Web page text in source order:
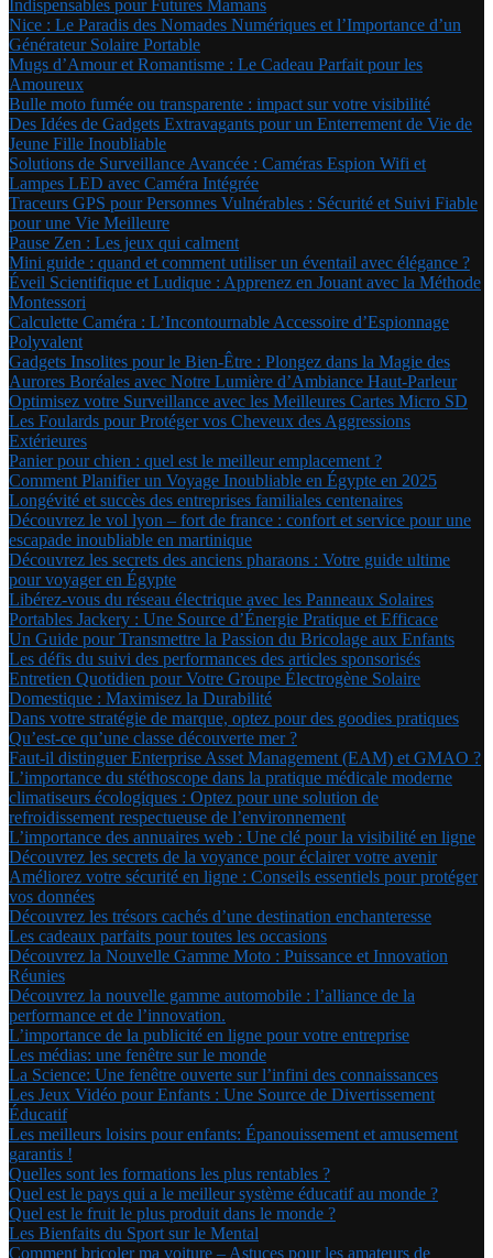
Indispensables pour Futures Mamans
Nice : Le Paradis des Nomades Numériques et l’Importance d’un
Générateur Solaire Portable
Mugs d’Amour et Romantisme : Le Cadeau Parfait pour les
Amoureux
Bulle moto fumée ou transparente : impact sur votre visibilité
Des Idées de Gadgets Extravagants pour un Enterrement de Vie de
Jeune Fille Inoubliable
Solutions de Surveillance Avancée : Caméras Espion Wifi et
Lampes LED avec Caméra Intégrée
Traceurs GPS pour Personnes Vulnérables : Sécurité et Suivi Fiable
pour une Vie Meilleure
Pause Zen : Les jeux qui calment
Mini guide : quand et comment utiliser un éventail avec élégance ?
Éveil Scientifique et Ludique : Apprenez en Jouant avec la Méthode
Montessori
Calculette Caméra : L’Incontournable Accessoire d’Espionnage
Polyvalent
Gadgets Insolites pour le Bien-Être : Plongez dans la Magie des
Aurores Boréales avec Notre Lumière d’Ambiance Haut-Parleur
Optimisez votre Surveillance avec les Meilleures Cartes Micro SD
Les Foulards pour Protéger vos Cheveux des Aggressions
Extérieures
Panier pour chien : quel est le meilleur emplacement ?
Comment Planifier un Voyage Inoubliable en Égypte en 2025
Longévité et succès des entreprises familiales centenaires
Découvrez le vol lyon – fort de france : confort et service pour une
escapade inoubliable en martinique
Découvrez les secrets des anciens pharaons : Votre guide ultime
pour voyager en Égypte
Libérez-vous du réseau électrique avec les Panneaux Solaires
Portables Jackery : Une Source d’Énergie Pratique et Efficace
Un Guide pour Transmettre la Passion du Bricolage aux Enfants
Les défis du suivi des performances des articles sponsorisés
Entretien Quotidien pour Votre Groupe Électrogène Solaire
Domestique : Maximisez la Durabilité
Dans votre stratégie de marque, optez pour des goodies pratiques
Qu’est-ce qu’une classe découverte mer ?
Faut-il distinguer Enterprise Asset Management (EAM) et GMAO ?
L’importance du stéthoscope dans la pratique médicale moderne
climatiseurs écologiques : Optez pour une solution de
refroidissement respectueuse de l’environnement
L’importance des annuaires web : Une clé pour la visibilité en ligne
Découvrez les secrets de la voyance pour éclairer votre avenir
Améliorez votre sécurité en ligne : Conseils essentiels pour protéger
vos données
Découvrez les trésors cachés d’une destination enchanteresse
Les cadeaux parfaits pour toutes les occasions
Découvrez la Nouvelle Gamme Moto : Puissance et Innovation
Réunies
Découvrez la nouvelle gamme automobile : l’alliance de la
performance et de l’innovation.
L’importance de la publicité en ligne pour votre entreprise
Les médias: une fenêtre sur le monde
La Science: Une fenêtre ouverte sur l’infini des connaissances
Les Jeux Vidéo pour Enfants : Une Source de Divertissement
Éducatif
Les meilleurs loisirs pour enfants: Épanouissement et amusement
garantis !
Quelles sont les formations les plus rentables ?
Quel est le pays qui a le meilleur système éducatif au monde ?
Quel est le fruit le plus produit dans le monde ?
Les Bienfaits du Sport sur le Mental
Comment bricoler ma voiture – Astuces pour les amateurs de